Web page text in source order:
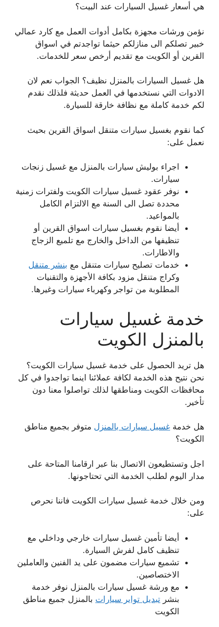
هي أسعار غسيل السيارات عند البيت؟
نؤمن ورشات مجهزة بكامل أدوات العمل مع كارد عمالي
خبير تصلكم الى منازلكم حيثما تواجدتم في اسواق
القرين أو الكويت مع تقديم أرخص سعر للخدمات.
هل غسيل السيارات بالمنزل نظيف؟ الجواب نعم لان
الادوات التي نستخدمها في العمل حديثة فلذلك نقدم
لكم خدمة كاملة مع نظافة خارقة للسيارة.
كما نقوم بغسيل سيارات متنقل اسواق القرين بحيث
نعمل على:
اجراء بوليش سيارات بالمنزل مع غسيل زنجات
سيارات.
نوفر عقود غسيل سيارات الكويت ولفترات زمنية
محددة تصل الى السنة مع الالتزام الكامل
بالمواعيد.
أيضا نقوم بغسيل سيارات اسواق القرين أو
تنظيفها من الداخل والخارج مع تلميع الزجاج
والاطارات.
خدمات تصليح سيارات متنقل مع بنشر متنقل
وكراج متنقل مزود بكافة الأجهزة والتقنيات
المطلوبة من تواجر وكهرباء سيارات وغيرها.
خدمة غسيل سيارات
بالمنزل الكويت
هل تريد الحصول على خدمة غسيل سيارات الكويت؟
نحن نتيح هذه الخدمة لكافة عملائنا اينما تواجدوا في كل
محافظات الكويت ومناطقها لذلك تواصلوا معنا دون
تأخير.
هل خدمة غسيل سيارات بالمنزل متوفر بجميع مناطق
الكويت؟
اجل وتستطيعون الاتصال بنا عبر ارقامنا المتاحة على
مدار اليوم لطلب الخدمة التي تحتاجونها.
ومن خلال خدمة غسيل سيارات الكويت فاننا نحرص
على:
أيضا تأمين غسيل سيارات خارجي وداخلي مع
تنظيف كامل لفرش السيارة.
تشميع سيارات مضمون على يد الفنين والعاملين
الاختصاصين.
مع ورشة غسيل سيارات بالمنزل نوفر خدمة
بنشر تبديل تواير سيارات بالمنزل جميع مناطق
الكويت